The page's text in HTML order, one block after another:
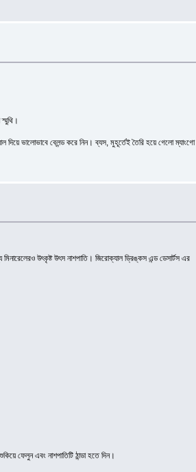
ভালোভাবে ব্লেন্ড করে নিন। ব্যস, মুহূর্তেই তৈরি হয়ে গেলো ম্যাংগো
উৎকৃষ্ট উৎস নাশপাতি। জিরোক্যাল ড্রিঙ্কস এন্ড ডেসার্টস এর
ফেলুন এবং নাশপাতিটি ঠান্ডা হতে দিন।